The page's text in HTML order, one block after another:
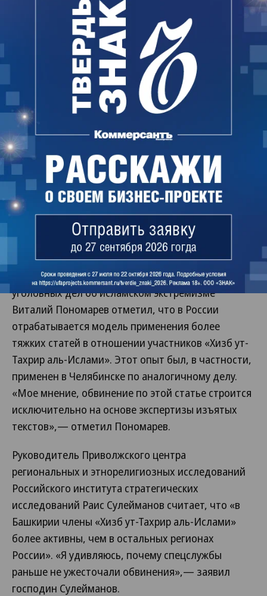
Этим активистам инкриминируется ч. 2 ст. 282 УК
РФ («Организация деятельности экстремистской
организации»). Она предусматривает до двух лет
лишения свободы. По словам Тагира Минибаева,
обыски и задержания проходили в рамках
уголовного дела, которое было возбуждено еще в
ноябре 2012 года. «Тогда были задержаны около
30 мусульман»,— отметил он. Подозреваемые
отказались от дачи показаний, сославшись на ст.
51 Конституции РФ, позволяющей не
свидетельствовать против самого себя. У всех
обвиняемых назначенные государством
Руководитель программы правозащитного центра
«Мемориал» по противодействию фабрикаций
уголовных дел об исламском экстремизме
Виталий Пономарев отметил, что в России
отрабатывается модель применения более
тяжких статей в отношении участников «Хизб ут-
Тахрир аль-Ислами». Этот опыт был, в частности,
применен в Челябинске по аналогичному делу.
«Мое мнение, обвинение по этой статье строится
исключительно на основе экспертизы изъятых
текстов»,— отметил Пономарев.
Руководитель Приволжского центра
региональных и этнорелигиозных исследований
Российского института стратегических
исследований Раис Сулейманов считает, что «в
Башкирии члены «Хизб ут-Тахрир аль-Ислами»
более активны, чем в остальных регионах
России». «Я удивляюсь, почему спецслужбы
раньше не ужесточали обвинения»,— заявил
господин Сулейманов.